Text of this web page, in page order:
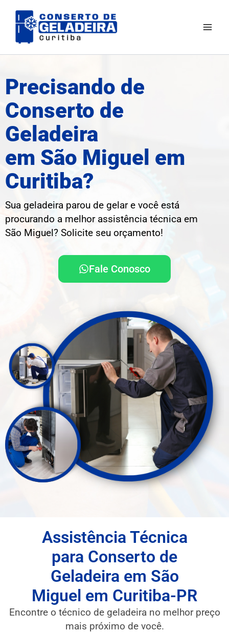
para
Precisando de
Conserto de
Geladeira
em São Miguel em
Curitiba?
Sua geladeira parou de gelar e você está
procurando a melhor assistência técnica em
São Miguel? Solicite seu orçamento!
Fale Conosco
Assistência Técnica
para Conserto de
Geladeira em São
Miguel em Curitiba-PR
Encontre o técnico de geladeira no melhor preço
mais próximo de você.